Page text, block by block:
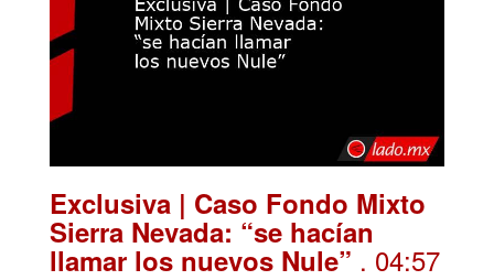
Exclusiva | Caso Fondo Mixto
Sierra Nevada: “se hacían
llamar los nuevos Nule” . 04:57